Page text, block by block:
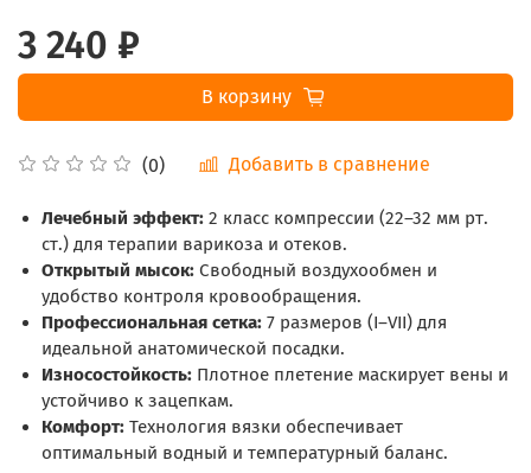
(0) Добавить в сравнение
3 240 ₽
В корзину
Лечебный эффект: 2 класс компрессии (22–32 мм рт.
ст.) для терапии варикоза и отеков.
Открытый мысок: Свободный воздухообмен и
удобство контроля кровообращения.
Профессиональная сетка: 7 размеров (I–VII) для
идеальной анатомической посадки.
Износостойкость: Плотное плетение маскирует вены и
устойчиво к зацепкам.
Комфорт: Технология вязки обеспечивает
оптимальный водный и температурный баланс.